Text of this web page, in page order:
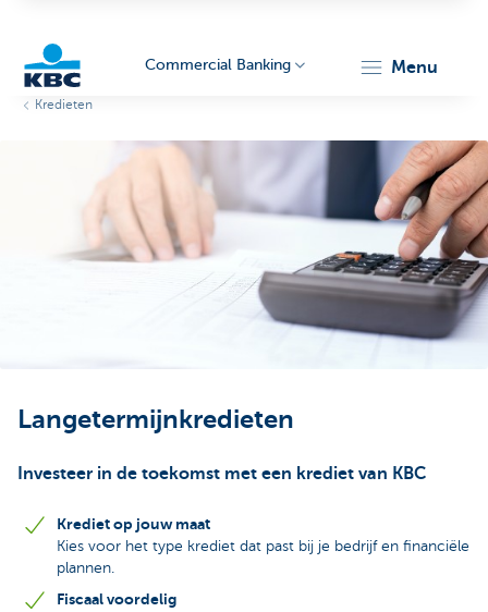
Commercial Banking menu
Kredieten
Langetermijnkredieten
Investeer in de toekomst met een krediet van KBC
Krediet op jouw maat
Kies voor het type krediet dat past bij je bedrijf en financiële
plannen.
Fiscaal voordelig